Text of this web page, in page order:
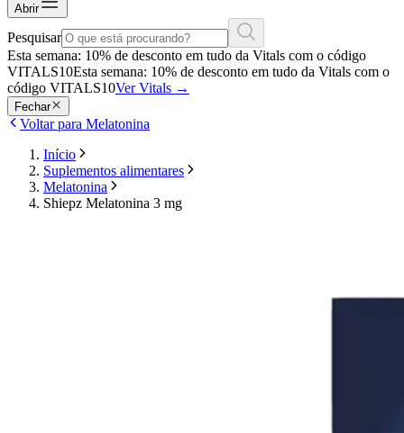
Abrir
Pesquisar
Esta semana: 10% de desconto em tudo da Vitals com o código
VITALS10Esta semana: 10% de desconto em tudo da Vitals com o
código VITALS10Ver Vitals →
Fechar
Voltar para Melatonina
Início
Suplementos alimentares
Melatonina
Shiepz Melatonina 3 mg